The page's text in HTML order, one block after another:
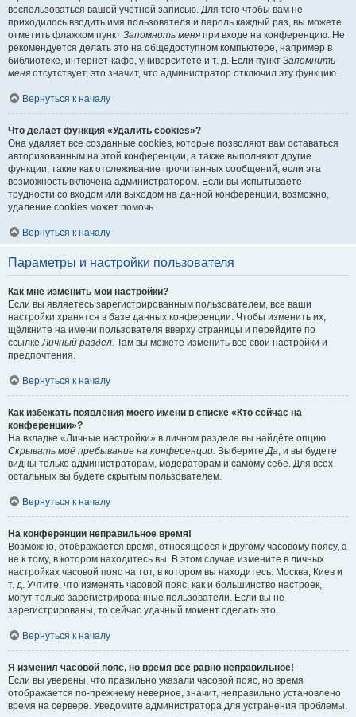
воспользоваться вашей учётной записью. Для того чтобы вам не
приходилось вводить имя пользователя и пароль каждый раз, вы можете
отметить флажком пункт Запомнить меня при входе на конференцию. Не
рекомендуется делать это на общедоступном компьютере, например в
библиотеке, интернет-кафе, университете и т. д. Если пункт Запомнить
меня отсутствует, это значит, что администратор отключил эту функцию.
Вернуться к началу
Что делает функция «Удалить cookies»?
Она удаляет все созданные cookies, которые позволяют вам оставаться
авторизованным на этой конференции, а также выполняют другие
функции, такие как отслеживание прочитанных сообщений, если эта
возможность включена администратором. Если вы испытываете
трудности со входом или выходом на данной конференции, возможно,
удаление cookies может помочь.
Вернуться к началу
Параметры и настройки пользователя
Как мне изменить мои настройки?
Если вы являетесь зарегистрированным пользователем, все ваши
настройки хранятся в базе данных конференции. Чтобы изменить их,
щёлкните на имени пользователя вверху страницы и перейдите по
ссылкеЛичный раздел. Там вы можете изменить все свои настройки и
предпочтения.
Вернуться к началу
Как избежать появления моего имени в списке «Кто сейчас на
конференции»?
На вкладке «Личные настройки» в личном разделе вы найдёте опцию
Скрывать моё пребывание на конференции. ВыберитеДа, и вы будете
видны только администраторам, модераторам и самому себе. Для всех
остальных вы будете скрытым пользователем.
Вернуться к началу
На конференции неправильное время!
Возможно, отображается время, относящееся к другому часовому поясу, а
не к тому, в котором находитесь вы. В этом случае измените в личных
настройках часовой пояс на тот, в котором вы находитесь: Москва, Киев и
т. д. Учтите, что изменять часовой пояс, как и большинство настроек,
могут только зарегистрированные пользователи. Если вы не
зарегистрированы, то сейчас удачный момент сделать это.
Вернуться к началу
Я изменил часовой пояс, но время всё равно неправильное!
Если вы уверены, что правильно указали часовой пояс, но время
отображается по-прежнему неверное, значит, неправильно установлено
время на сервере. Уведомите администратора для устранения проблемы.